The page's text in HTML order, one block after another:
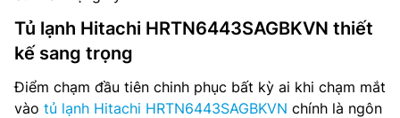
Tủ lạnh Hitachi HRTN6443SAGBKVN thiết
kế sang trọng
Điểm chạm đầu tiên chinh phục bất kỳ ai khi chạm mắt
vào tủ lạnh Hitachi HRTN6443SAGBKVN chính là ngôn